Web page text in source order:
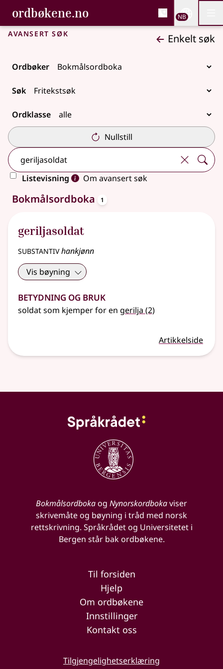
Gå til hovedinnhold
Tilgjengelighet
ordbøkene.no, Bokmålsordboka og
Bokmålsordboka og Nynorskordboka
NB
Avansert søk Enkelt søk
Ordbøker
Søk
Ordklasse
Nullstill
Listevisning
Om avansert søk
Ett treff
Bokmålsordboka 1
geriljasoldat
substantivhankjønn
Vis bøyning
Betydning og bruk
soldat som kjemper for en gerilja (2)
Artikkelside
Bokmålsordbokaog Nynorskordbokaviser
skrivemåte og bøyning i tråd med norsk
rettskrivning. Språkrådet og Universitetet i
Bergen står bak ordbøkene.
Til forsiden
Hjelp
Om ordbøkene
Innstillinger
Kontakt oss
Tilgjengelighetserklæring